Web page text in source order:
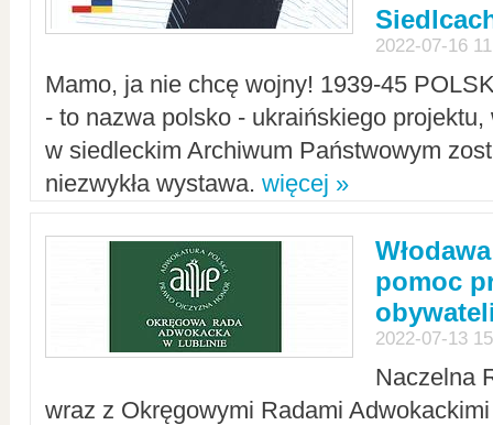
2022-07-16
Mamo, ja nie chcę wojny! 1939-45
- to nazwa polsko - ukraińskiego
w siedleckim Archiwum Państwowym
niezwykła wystawa. więcej »
pomoc
2022-07-13
Naczelna
wraz z Okręgowymi Radami Adwokackimi